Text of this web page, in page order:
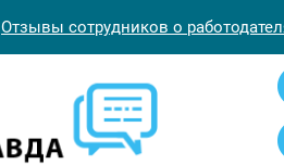
Отзывы сотрудников о